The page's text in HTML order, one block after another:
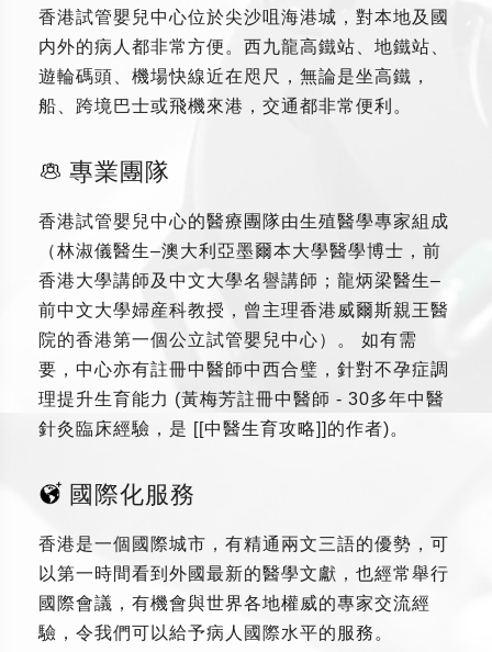
香港試管嬰兒中心位於尖沙咀海港城，對本地及國
内外的病人都非常方便。西九龍高鐵站、地鐵站、
遊輪碼頭、機場快線近在咫尺，無論是坐高鐵，
船、跨境巴士或飛機來港，交通都非常便利。
專業團隊
香港試管嬰兒中心的醫療團隊由生殖醫學專家組成
（林淑儀醫生–澳大利亞墨爾本大學醫學博士，前
香港大學講師及中文大學名譽講師；龍炳梁醫生–
前中文大學婦産科教授，曾主理香港威爾斯親王醫
院的香港第一個公立試管嬰兒中心）。 如有需
要，中心亦有註冊中醫師中西合璧，針對不孕症調
理提升生育能力 (黃梅芳註冊中醫師 - 30多年中醫
針灸臨床經驗，是 [[中醫生育攻略]]的作者)。
國際化服務
香港是一個國際城市，有精通兩文三語的優勢，可
以第一時間看到外國最新的醫學文獻，也經常舉行
國際會議，有機會與世界各地權威的專家交流經
驗，令我們可以給予病人國際水平的服務。